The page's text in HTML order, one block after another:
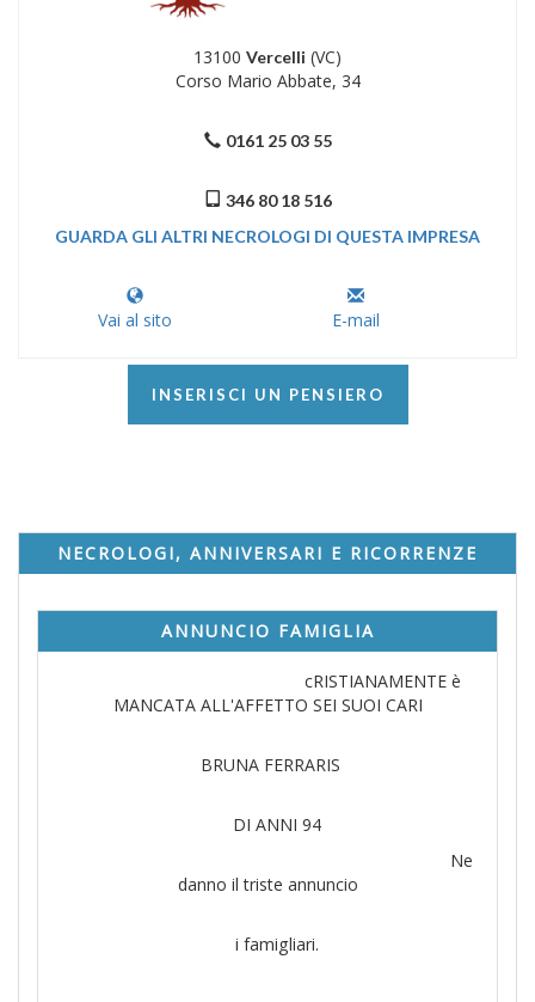
13100 Vercelli (VC)
Corso Mario Abbate, 34
0161 25 03 55
346 80 18 516
GUARDA GLI ALTRI NECROLOGI DI QUESTA IMPRESA
Vai al sito E-mail
INSERISCI UN PENSIERO
NECROLOGI, ANNIVERSARI E RICORRENZE
ANNUNCIO FAMIGLIA
cRISTIANAMENTE è
MANCATA ALL'AFFETTO SEI SUOI CARI
BRUNA FERRARIS
DI ANNI 94
Ne
danno il triste annuncio
i famigliari.